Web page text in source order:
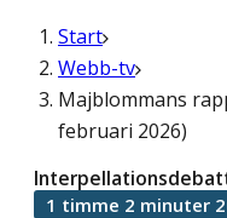
Start
Webb-tv
Majblommans
februari 2026)
1 timme 2 minuter